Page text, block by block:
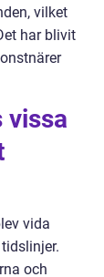
vilket
har blivit
vissa
vida
och